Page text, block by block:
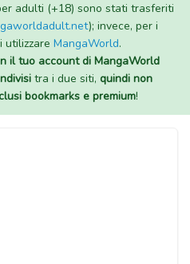
adulti (+18) sono stati trasferiti
); invece, per i
utilizzare MangaWorld.
il tuo account di MangaWorld
tra i due siti, quindi non
bookmarks e premium!